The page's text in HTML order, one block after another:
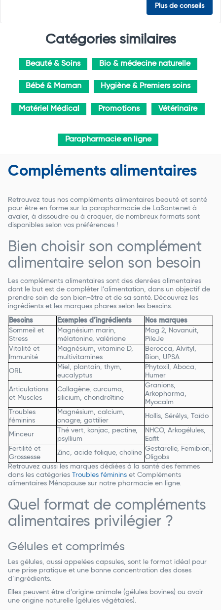
Plus de conseils
Catégories similaires
Beauté & Soins Bio & médecine naturelle
Bébé & Maman Hygiène & Premiers soins
Matériel Médical Promotions Vétérinaire
Parapharmacie en ligne
Compléments alimentaires
Retrouvez tous nos compléments alimentaires beauté et santé
pour être en forme sur la parapharmacie de LaSante.net à
avaler, à dissoudre ou à croquer, de nombreux formats sont
disponibles selon vos préférences !
Bien choisir son complément
alimentaire selon son besoin
Les compléments alimentaires sont des denrées alimentaires
dont le but est de compléter l’alimentation, dans un objectif de
prendre soin de son bien-être et de sa santé. Découvrez les
ingrédients et les marques phares selon les besoins.
Besoins Exemples d’ingrédients
Nos marques
Sommeil et
Stress
Magnésium marin,
mélatonine, valériane
Mag 2, Novanuit,
PileJe
Vitalité et
Immunité
Magnésium, vitamine D,
multivitamines
Berocca, Alvityl,
Bion, UPSA
ORL
Miel, plantain, thym,
eucalyptus
Phytoxil, Aboca,
Humer
Articulations
et Muscles
Collagène, curcuma,
silicium, chondroïtine
Granions,
Arkopharma,
Myocalm
Troubles
féminins
Magnésium, calcium,
onagre, gattilier
Hollis, Sérélys, Taïdo
Minceur
Thé vert, konjac, pectine,
psyllium
NHCO, Arkogélules,
Eafit
Fertilité et
Grossesse
Zinc, acide folique, choline
Gestarelle, Femibion,
Oligobs
Retrouvez aussi les marques dédiées à la santé des femmes
dans les catégories Troubles féminins et Compléments
alimentaires Ménopause sur notre pharmacie en ligne.
Quel format de compléments
alimentaires privilégier ?
Gélules et comprimés
Les gélules, aussi appelées capsules, sont le format idéal pour
une prise pratique et une bonne concentration des doses
d’ingrédients.
Elles peuvent être d’origine animale (gélules bovines) ou avoir
une origine naturelle (gélules végétales).